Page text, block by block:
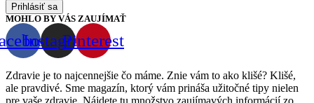
Prihlásiť sa
MOHLO BY VÁS ZAUJÍMAŤ
InstagramPinterest
Zdravie je to najcennejšie čo máme. Znie vám to ako klišé? Klišé,
ale pravdivé. Sme magazín, ktorý vám prináša užitočné tipy nielen
pre vaše zdravie. Nájdete tu množstvo zaujímavých informácií zo